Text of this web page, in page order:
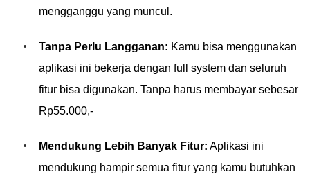
mengganggu yang muncul.
Tanpa Perlu Langganan: Kamu bisa menggunakan
aplikasi ini bekerja dengan full system dan seluruh
fitur bisa digunakan. Tanpa harus membayar sebesar
Rp55.000,-
Mendukung Lebih Banyak Fitur: Aplikasi ini
mendukung hampir semua fitur yang kamu butuhkan